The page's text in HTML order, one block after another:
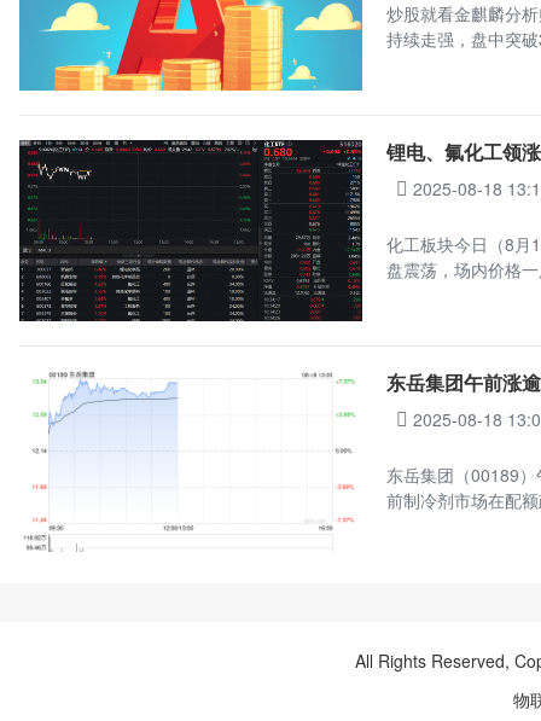
炒股就看金麒麟分
持续走强，盘中突
锂电、氟化工领
2025-08-18
化工板块今日（8月
盘震荡，场内价格
东岳集团午前涨
2025-08-18
东岳集团（00189
前制冷剂市场在配
All Rights Reserved,
物